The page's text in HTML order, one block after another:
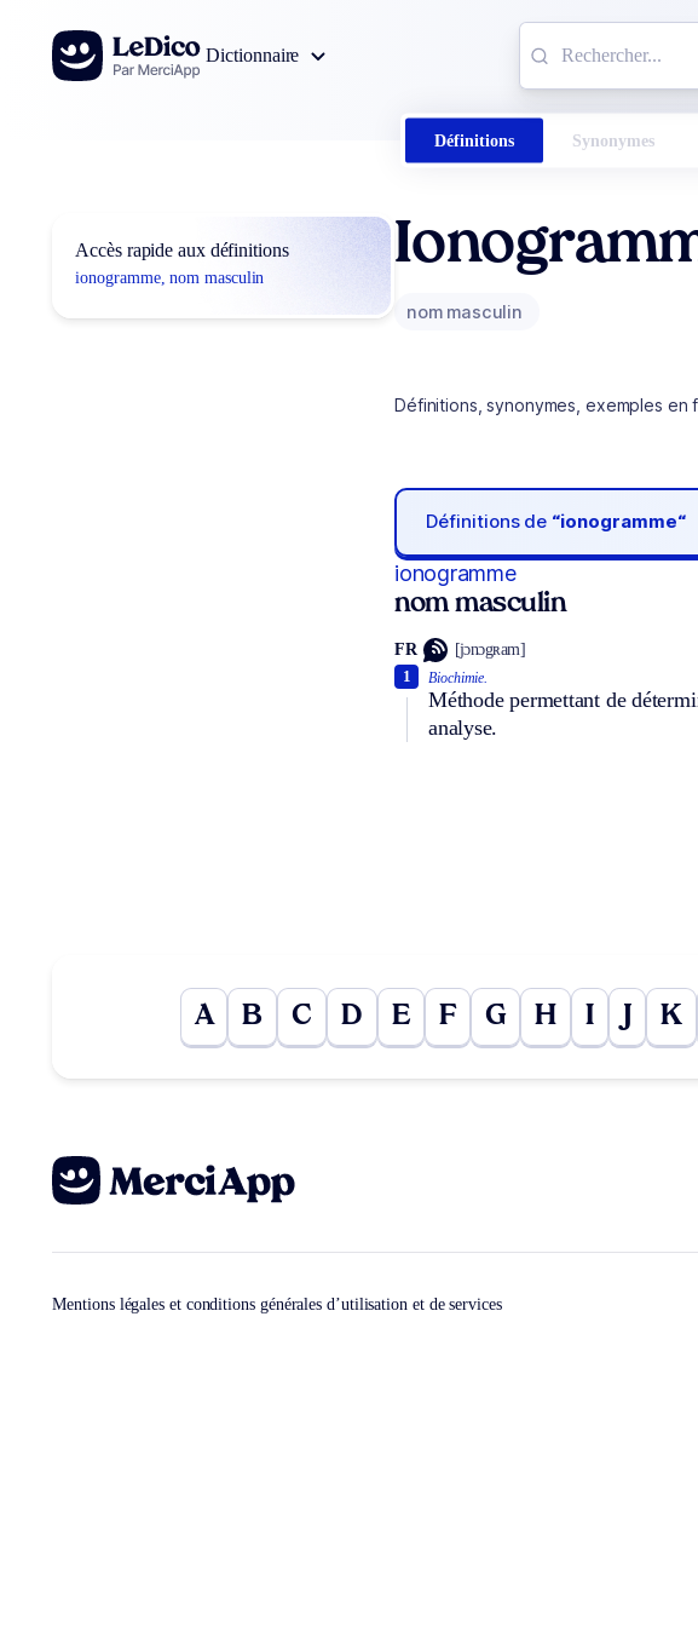
Aller au contenu
Dictionnaire
Définitions Synonymes
Accès rapide aux définitions
ionogramme, nom masculin
nom masculin
Définitions, synonymes, exemples en
Définitions de “ionogramme“
ionogramme
nom masculin
FR [jɔnɔgʀam]
Biochimie.
Méthode permettant de
analyse.
1
A B C D E F G H I K
Mentions légales et conditions générales d’utilisation et de services